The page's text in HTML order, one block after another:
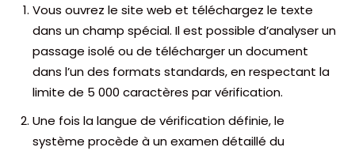
Vous ouvrez le site web et téléchargez le texte
dans un champ spécial. Il est possible d’analyser un
passage isolé ou de télécharger un document
dans l’un des formats standards, en respectant la
limite de 5 000 caractères par vérification.
Une fois la langue de vérification définie, le
système procède à un examen détaillé du